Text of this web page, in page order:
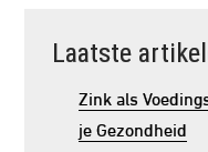
Laatste
Zink als
je Gezondheid